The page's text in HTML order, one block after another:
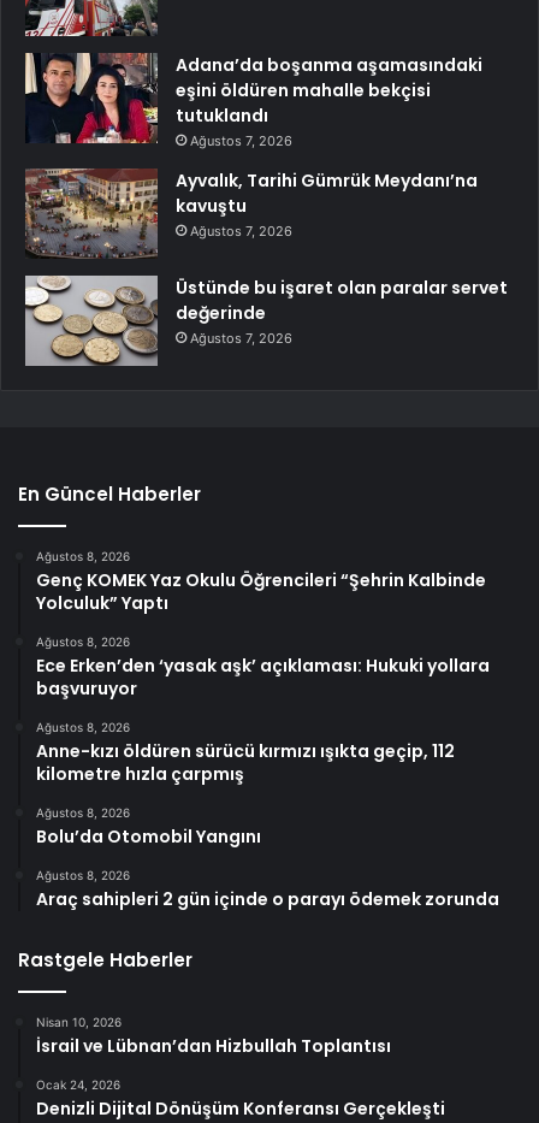
Adana’da boşanma aşamasındaki
eşini öldüren mahalle bekçisi
tutuklandı
Ağustos 7, 2026
Ayvalık, Tarihi Gümrük Meydanı’na
kavuştu
Ağustos 7, 2026
Üstünde bu işaret olan paralar servet
değerinde
Ağustos 7, 2026
En Güncel Haberler
Ağustos 8, 2026
Genç KOMEK Yaz Okulu Öğrencileri “Şehrin Kalbinde
Yolculuk” Yaptı
Ağustos 8, 2026
Ece Erken’den ‘yasak aşk’ açıklaması: Hukuki yollara
başvuruyor
Ağustos 8, 2026
Anne-kızı öldüren sürücü kırmızı ışıkta geçip, 112
kilometre hızla çarpmış
Ağustos 8, 2026
Bolu’da Otomobil Yangını
Ağustos 8, 2026
Araç sahipleri 2 gün içinde o parayı ödemek zorunda
Rastgele Haberler
Nisan 10, 2026
İsrail ve Lübnan’dan Hizbullah Toplantısı
Ocak 24, 2026
Denizli Dijital Dönüşüm Konferansı Gerçekleşti